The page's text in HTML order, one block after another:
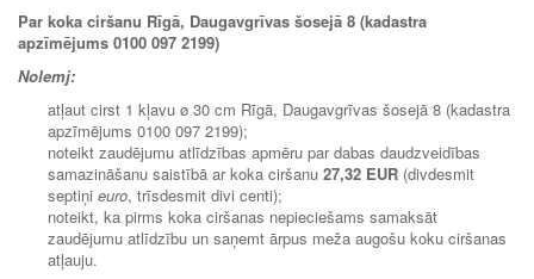
Par koka ciršanu Rīgā, Daugavgrīvas šosejā 8 (kadastra
apzīmējums 0100 097 2199)
Nolemj:
atļaut cirst 1 kļavu ø 30 cm Rīgā, Daugavgrīvas šosejā 8 (kadastra
apzīmējums 0100 097 2199);
noteikt zaudējumu atlīdzības apmēru par dabas daudzveidības
samazināšanu saistībā ar koka ciršanu 27,32 EUR (divdesmit
septiņi euro, trīsdesmit divi centi);
noteikt, ka pirms koka ciršanas nepieciešams samaksāt
zaudējumu atlīdzību un saņemt ārpus meža augošu koku ciršanas
atļauju.